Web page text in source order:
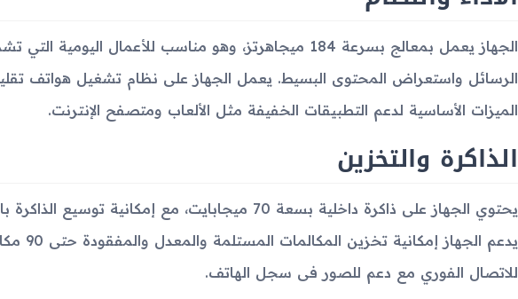
الجهاز يعمل بمعالج بسرعة 184 ميجاهرتز، وهو مناسب للأعمال
الرسائل واستعراض المحتوى البسيط. يعمل الجهاز على نظام تشغيل هواتف
الميزات الأساسية لدعم التطبيقات الخفيفة مثل الألعاب ومتصفح الإنترنت.
الذاكرة والتخزين
يدعم
للاتصال الفوري مع دعم للصور فى سجل الهاتف.